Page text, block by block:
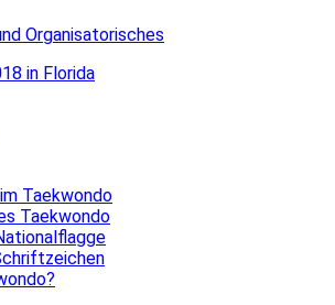
Organisatorisches
in Florida
Taekwondo
Taekwondo